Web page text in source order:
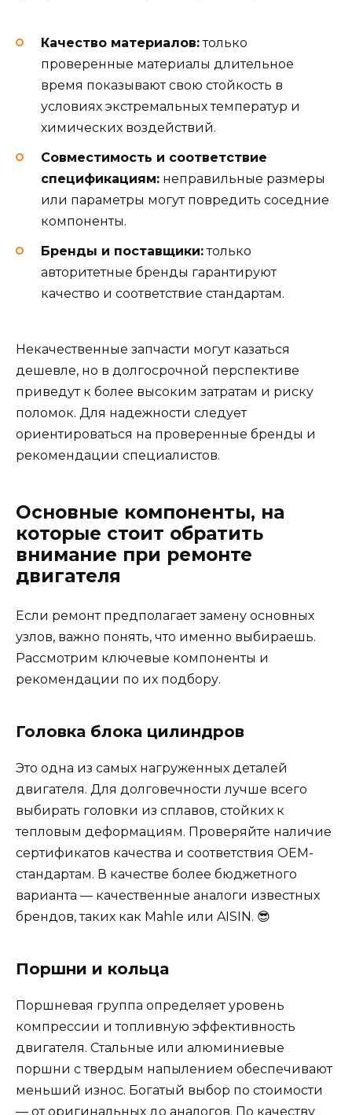
Качество материалов:только
проверенные материалы длительное
время показывают свою стойкость в
условиях экстремальных температур и
химических воздействий.
Совместимость и соответствие
спецификациям: неправильные размеры
или параметры могут повредить соседние
компоненты.
Бренды и поставщики:только
авторитетные бренды гарантируют
качество и соответствие стандартам.
Некачественные запчасти могут казаться
дешевле, но в долгосрочной перспективе
приведут к более высоким затратам и риску
поломок. Для надежности следует
ориентироваться на проверенные бренды и
рекомендации специалистов.
Основные компоненты, на
которые стоит обратить
внимание при ремонте
двигателя
Если ремонт предполагает замену основных
узлов, важно понять, что именно выбираешь.
Рассмотрим ключевые компоненты и
рекомендации по их подбору.
Головка блока цилиндров
Это одна из самых нагруженных деталей
двигателя. Для долговечности лучше всего
выбирать головки из сплавов, стойких к
тепловым деформациям. Проверяйте наличие
сертификатов качества и соответствия OEM-
стандартам. В качестве более бюджетного
варианта — качественные аналоги известных
брендов, таких как Mahle или AISIN. 😎
Поршни и кольца
Поршневая группа определяет уровень
компрессии и топливную эффективность
двигателя. Стальные или алюминиевые
поршни с твердым напылением обеспечивают
меньший износ. Богатый выбор по стоимости
— от оригинальных до аналогов. По качеству